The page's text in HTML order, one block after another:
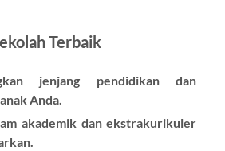
Terbaik
jenjang pendidikan dan
Anda.
akademik dan ekstrakurikuler